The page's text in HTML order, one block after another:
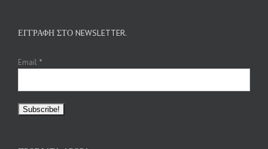
ΕΓΓΡΑΦΉ ΣΤΟ NEWSLETTER.
Email *